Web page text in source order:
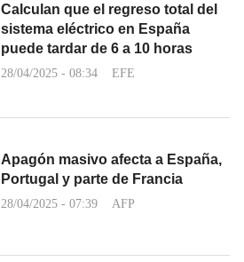
Calculan que el regreso total del
sistema eléctrico en España
puede tardar de 6 a 10 horas
28/04/2025 - 08:34 EFE
Apagón masivo afecta a España,
Portugal y parte de Francia
28/04/2025 - 07:39 AFP